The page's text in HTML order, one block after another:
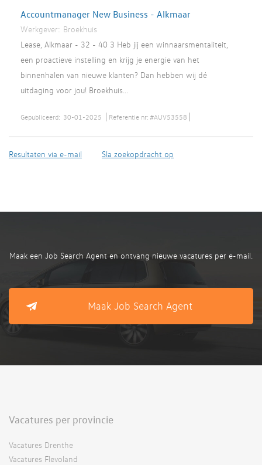
Accountmanager New Business - Alkmaar
Werkgever: Broekhuis
Lease, Alkmaar - 32 - 40 3 Heb jij een winnaarsmentaliteit,
een proactieve instelling en krijg je energie van het
binnenhalen van nieuwe klanten? Dan hebben wij dé
uitdaging voor jou! Broekhuis...
Gepubliceerd: 30-01-2025 Referentie nr: #AUV53558
Resultaten via e-mail Sla zoekopdracht op
Maak een Job Search Agent en ontvang nieuwe vacatures per e-mail.
Maak Job Search Agent
Vacatures per provincie
Vacatures Drenthe
Vacatures Flevoland